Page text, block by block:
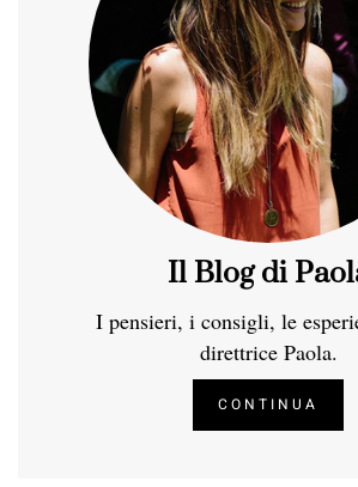
Il Blog di
I pensieri, i consigli, le
direttrice Paola.
CONTINUA